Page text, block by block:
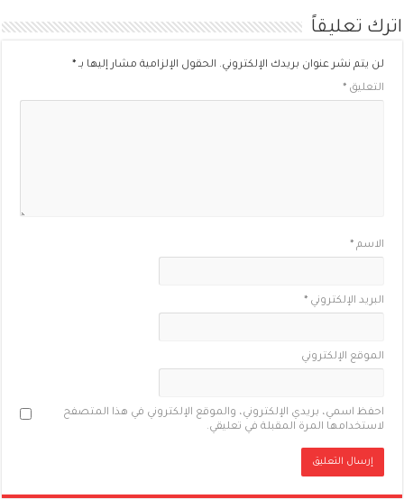
اترك تعليقاً
لن يتم نشر عنوان بريدك الإلكتروني. الحقول الإلزامية مشار إليها بـ*
التعليق*
الاسم*
البريد الإلكتروني*
الموقع الإلكتروني
احفظ اسمي، بريدي الإلكتروني، والموقع الإلكتروني في هذا المتصفح
لاستخدامها المرة المقبلة في تعليقي.